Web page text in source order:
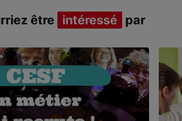
être intéressé par